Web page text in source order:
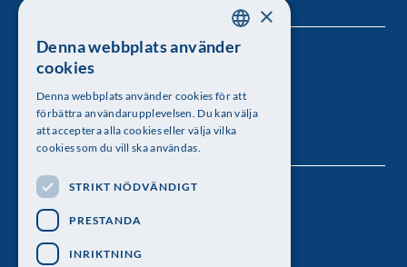
Kungl. Vetenskapsakademien
Besöksadress: Lilla Frescativägen 4A
Telefon: 08-673 95 00
Följ oss
SWEDISH
×
Denna webbplats använder
cookies
Denna webbplats använder cookies för att
förbättra användarupplevelsen. Du kan välja
att acceptera alla cookies eller välja vilka
cookies som du vill ska användas.
STRIKT NÖDVÄNDIGT
PRESTANDA
INRIKTNING